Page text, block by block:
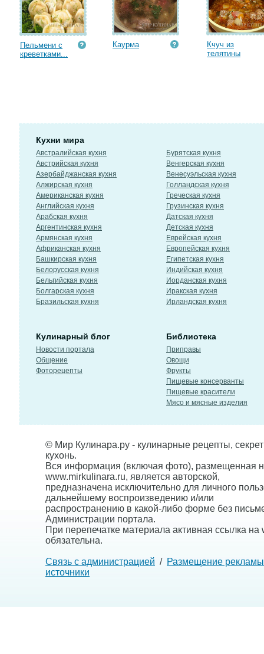
Пельмени с
креветками...
Каурма
Кчуч из
телятины
Кухни мира
Австралийская кухня
Австрийская кухня
Азербайджанская кухня
Алжирская кухня
Американская кухня
Английская кухня
Арабская кухня
Аргентинская кухня
Армянская кухня
Африканская кухня
Башкирская кухня
Белорусская кухня
Бельгийская кухня
Болгарская кухня
Бразильская кухня
Бурятская кухня
Венгерская кухня
Венесуэльская кухня
Голландская кухня
Греческая кухня
Грузинская кухня
Датская кухня
Детская кухня
Еврейская кухня
Европейская кухня
Египетская кухня
Индийская кухня
Иорданская кухня
Иракская кухня
Ирландская кухня
Кулинарный блог
Новости портала
Общение
Фоторецепты
Библиотека
Приправы
Овощи
Фрукты
Пищевые консерванты
Пищевые красители
Мясо и мясные изделия
© Мир Кулинара.ру - кулинарные рецепты,
кухонь.
Вся информация (включая фото), размещенная
www.mirkulinara.ru, является авторской,
предназначена исключительно для личного
дальнейшему воспроизведению и/или
распространению в какой-либо форме без
Администрации портала.
При перепечатке материала активная ссылка на
обязательна.
Связь с администрацией / Размещение рекламы
источники